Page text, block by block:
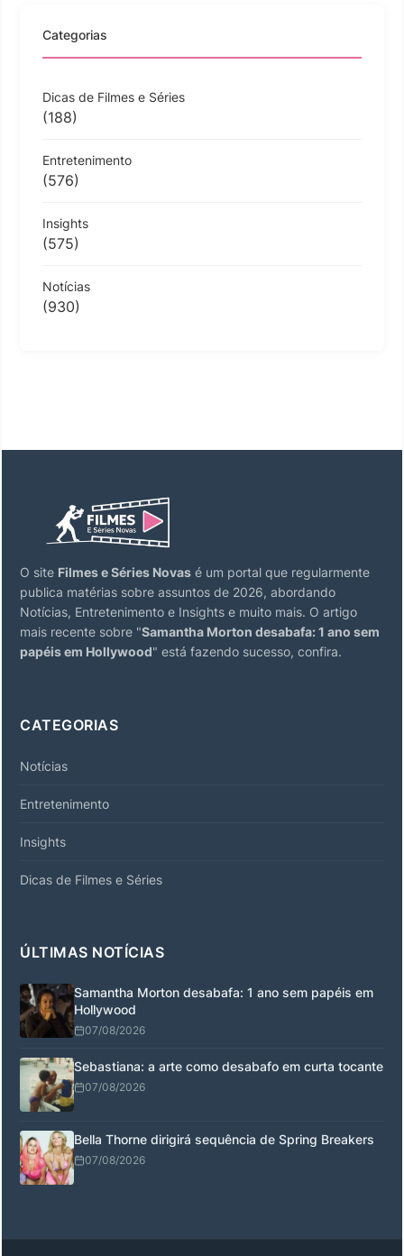
Categorias
Dicas de Filmes e Séries
(188)
Entretenimento
(576)
Insights
(575)
Notícias
(930)
O site Filmes e Séries Novas é um portal que regularmente
publica matérias sobre assuntos de 2026, abordando
Notícias, Entretenimento e Insights e muito mais. O artigo
mais recente sobre "Samantha Morton desabafa: 1 ano sem
papéis em Hollywood" está fazendo sucesso, confira.
CATEGORIAS
Notícias
Entretenimento
Insights
Dicas de Filmes e Séries
ÚLTIMAS NOTÍCIAS
Samantha Morton desabafa: 1 ano sem papéis em
Hollywood
07/08/2026
Sebastiana: a arte como desabafo em curta tocante
07/08/2026
Bella Thorne dirigirá sequência de Spring Breakers
07/08/2026